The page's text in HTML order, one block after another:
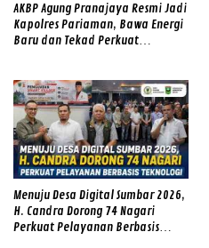
AKBP Agung Pranajaya Resmi Jadi
Kapolres Pariaman, Bawa Energi
Baru dan Tekad Perkuat
Menuju Desa Digital Sumbar 2026,
H. Candra Dorong 74 Nagari
Perkuat Pelayanan Berbasis